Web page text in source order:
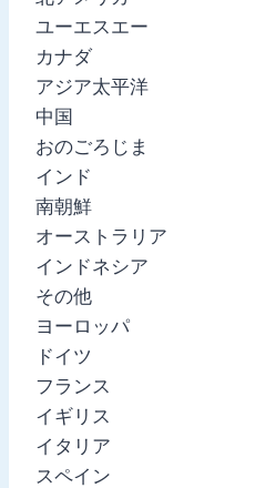
ユーエスエー
カナダ
アジア太平洋
中国
おのごろじま
インド
南朝鮮
オーストラリア
インドネシア
その他
ヨーロッパ
ドイツ
フランス
イギリス
イタリア
スペイン